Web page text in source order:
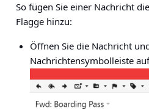
So fügen Sie einer Nachricht
Flagge hinzu:
Öffnen Sie die Nachricht
Nachrichtensymbolleiste